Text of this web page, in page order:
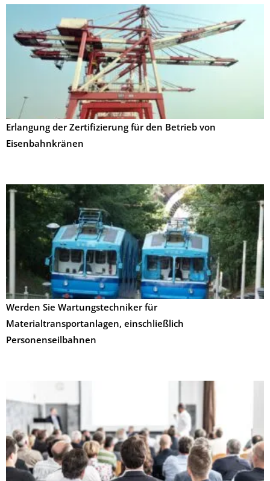
Erlangung der Zertifizierung für den Betrieb von
Eisenbahnkränen
Werden Sie Wartungstechniker für
Materialtransportanlagen, einschließlich
Personenseilbahnen